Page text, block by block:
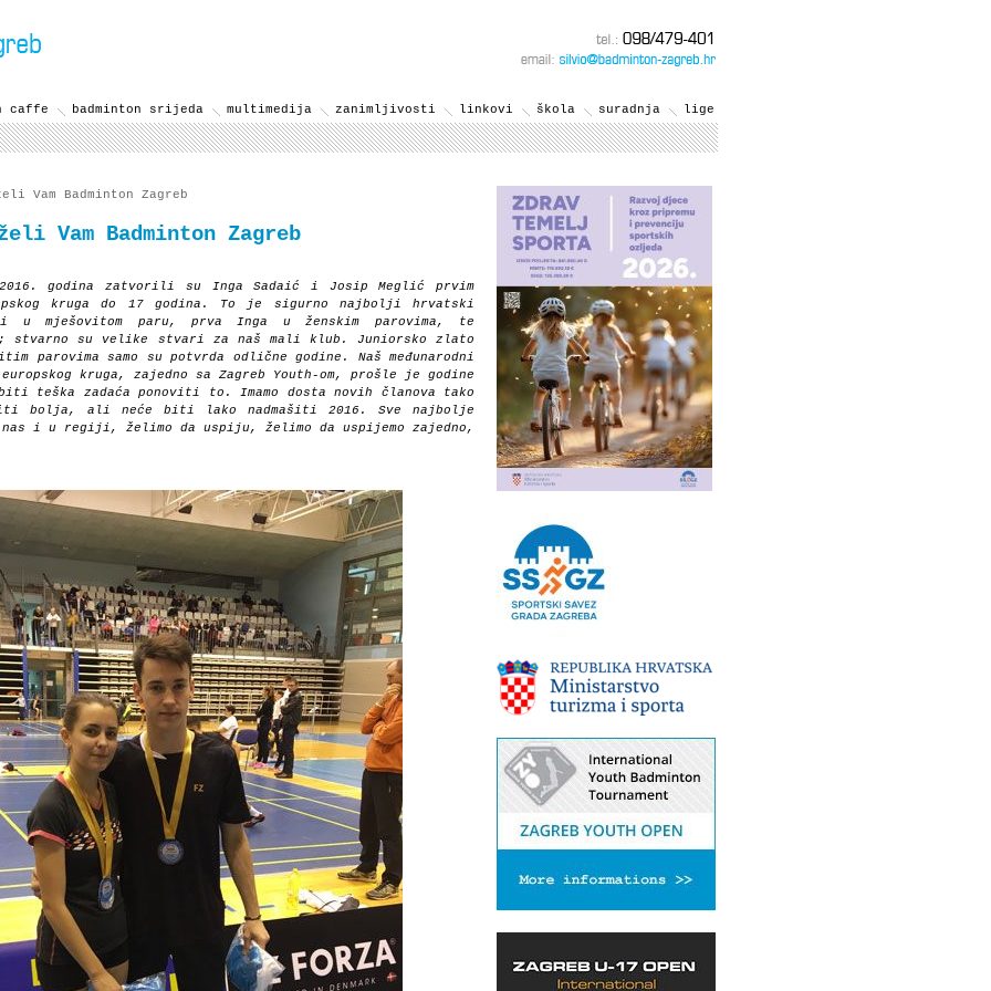
caffe badminton srijeda multimedija zanimljivosti linkovi škola suradnja lige
Vam Badminton Zagreb
Vam Badminton Zagreb
godina zatvorili su Inga Sadaić i Josip Meglić prvim
kruga do 17 godina. To je sigurno najbolji hrvatski
u mješovitom paru, prva Inga u ženskim parovima, te
stvarno su velike stvari za naš mali klub. Juniorsko zlato
parovima samo su potvrda odlične godine. Naš međunarodni
kruga, zajedno sa Zagreb Youth-om, prošle je godine
teška zadaća ponoviti to. Imamo dosta novih članova tako
bolja, ali neće biti lako nadmašiti 2016. Sve najbolje
nas i u regiji, želimo da uspiju, želimo da uspijemo zajedno,